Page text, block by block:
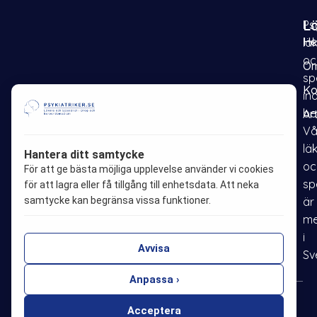
är
i
a
c
e
b
k
n
s
t
a
a
i
n
t
e
s
i
n
k
e
n
Psykiatriker.se
Hantera ditt samtycke
För att ge bästa möjliga upplevelse använder vi cookies
för att lagra eller få tillgång till enhetsdata. Att neka
samtycke kan begränsa vissa funktioner.
Avvisa
Anpassa ›
Acceptera